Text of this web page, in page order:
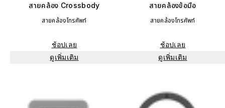
สายคล้อง Crossbody
สายคล้องโทรศัพท์
ช้อปเลย
ดูเพิ่มเติม
สายคล้องข้อมือ
สายคล้องโทรศัพท์
ช้อปเลย
ดูเพิ่มเติม